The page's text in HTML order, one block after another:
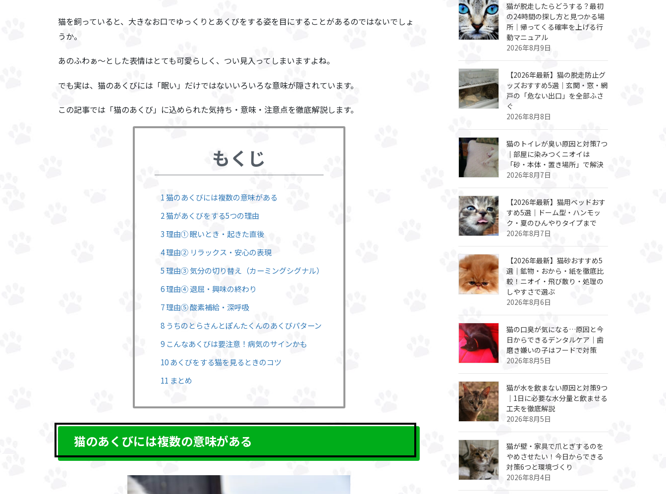
猫を飼っていると、大きなお口でゆっくりとあくびをする姿を目にすることがあるのではないでしょ
うか。
あのふわぁ〜とした表情はとても可愛らしく、つい見入ってしまいますよね。
でも実は、猫のあくびには「眠い」だけではないいろいろな意味が隠されています。
この記事では「猫のあくび」に込められた気持ち・意味・注意点を徹底解説します。
もくじ
1 猫のあくびには複数の意味がある
2 猫があくびをする5つの理由
3 理由① 眠いとき・起きた直後
4 理由② リラックス・安心の表現
5 理由③ 気分の切り替え（カーミングシグナル）
6 理由④ 退屈・興味の終わり
7 理由⑤ 酸素補給・深呼吸
8 うちのとらさんとぽんたくんのあくびパターン
9 こんなあくびは要注意！病気のサインかも
10 あくびをする猫を見るときのコツ
11 まとめ
猫のあくびには複数の意味がある
猫が脱走したらどうする？最初
の24時間の探し方と見つかる場
所｜帰ってくる確率を上げる行
動マニュアル
2026年8月9日
【2026年最新】猫の脱走防止グ
ッズおすすめ5選｜玄関・窓・網
戸の「危ない出口」を全部ふさ
ぐ
2026年8月8日
猫のトイレが臭い原因と対策7つ
｜部屋に染みつくニオイは
「砂・本体・置き場所」で解決
2026年8月7日
【2026年最新】猫用ベッドおす
すめ5選｜ドーム型・ハンモッ
ク・夏のひんやりタイプまで
2026年8月7日
【2026年最新】猫砂おすすめ5
選｜鉱物・おから・紙を徹底比
較！ニオイ・飛び散り・処理の
しやすさで選ぶ
2026年8月6日
猫の口臭が気になる…原因と今
日からできるデンタルケア｜歯
磨き嫌いの子はフードで対策
2026年8月5日
猫が水を飲まない原因と対策9つ
｜1日に必要な水分量と飲ませる
工夫を徹底解説
2026年8月5日
猫が壁・家具で爪とぎするのを
やめさせたい！今日からできる
対策6つと環境づくり
2026年8月4日